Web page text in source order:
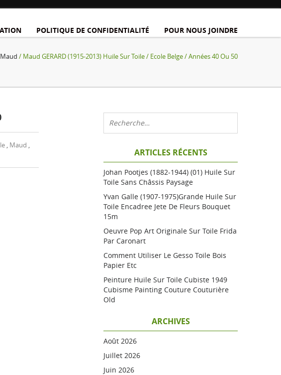
POLITIQUE DE CONFIDENTIALITÉ POUR NOUS JOINDRE
Maud / Maud GERARD (1915-2013) Huile Sur Toile / Ecole Belge / Années 40 Ou 50
, Maud ,
ARTICLES RÉCENTS
Johan Pootjes (1882-1944) (01) Huile Sur
Toile Sans Châssis Paysage
Yvan Galle (1907-1975)grande Huile Sur
Toile Encadree Jete De Fleurs Bouquet
15m
Oeuvre Pop Art Originale Sur Toile Frida
Par Caronart
Comment Utiliser Le Gesso Toile Bois
Papier Etc
Peinture Huile Sur Toile Cubiste 1949
Cubisme Painting Couture Couturière
Old
ARCHIVES
Août 2026
Juillet 2026
Juin 2026